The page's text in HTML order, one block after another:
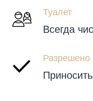
Туалет
Всегда
Разрешено